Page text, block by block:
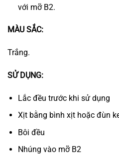
với mỡ B2.
MÀU SẮC:
Trắng.
SỬ DỤNG:
Lắc đều trước khi sử dụng
Xịt bằng bình xịt hoặc đùn
Bôi đều
Nhúng vào mỡ B2